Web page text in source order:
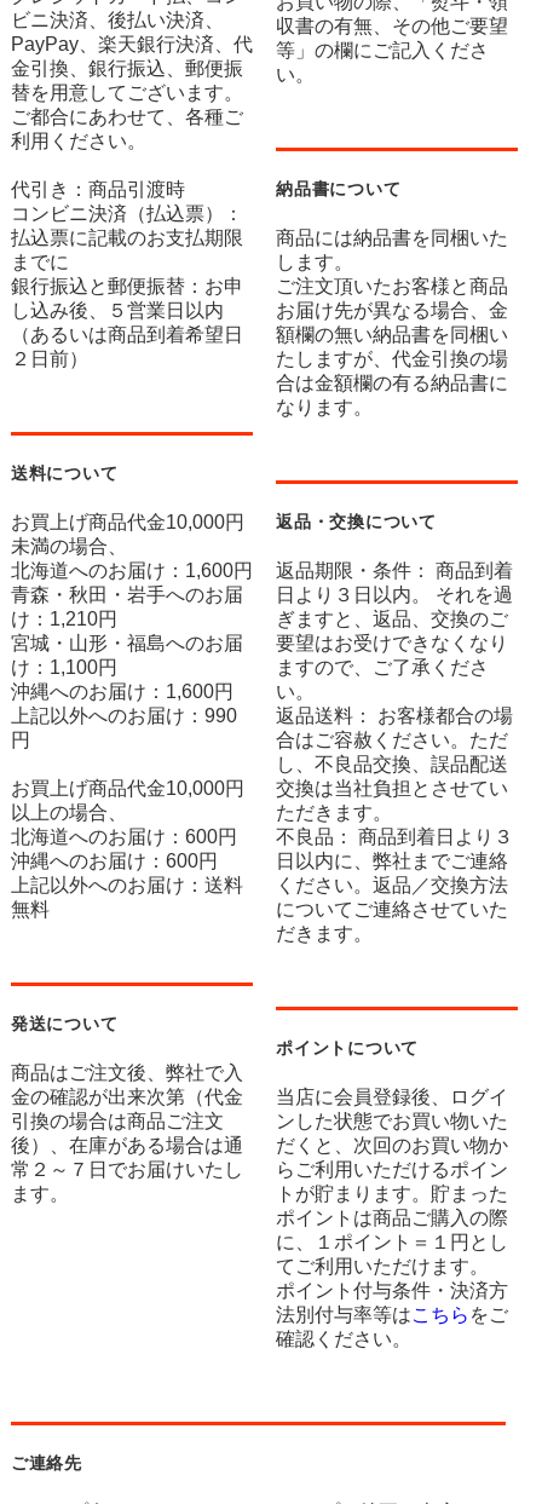
ビニ決済、後払い決済、
PayPay、楽天銀行決済、代
金引換、銀行振込、郵便振
替を用意してございます。
ご都合にあわせて、各種ご
利用ください。
代引き：商品引渡時
コンビニ決済（払込票）：
払込票に記載のお支払期限
までに
銀行振込と郵便振替：お申
し込み後、５営業日以内
（あるいは商品到着希望日
２日前）
送料について
お買上げ商品代金10,000円
未満の場合、
北海道へのお届け：1,600円
青森・秋田・岩手へのお届
け：1,210円
宮城・山形・福島へのお届
け：1,100円
沖縄へのお届け：1,600円
上記以外へのお届け：990
円
お買上げ商品代金10,000円
以上の場合、
北海道へのお届け：600円
沖縄へのお届け：600円
上記以外へのお届け：送料
無料
発送について
商品はご注文後、弊社で入
金の確認が出来次第（代金
引換の場合は商品ご注文
後）、在庫がある場合は通
常２～７日でお届けいたし
ます。
収書の有無、その他ご要望
等」の欄にご記入くださ
い。
納品書について
商品には納品書を同梱いた
します。
ご注文頂いたお客様と商品
お届け先が異なる場合、金
額欄の無い納品書を同梱い
たしますが、代金引換の場
合は金額欄の有る納品書に
なります。
返品・交換について
返品期限・条件： 商品到着
日より３日以内。 それを過
ぎますと、返品、交換のご
要望はお受けできなくなり
ますので、ご了承くださ
い。
返品送料： お客様都合の場
合はご容赦ください。ただ
し、不良品交換、誤品配送
交換は当社負担とさせてい
ただきます。
不良品： 商品到着日より３
日以内に、弊社までご連絡
ください。返品／交換方法
についてご連絡させていた
だきます。
ポイントについて
当店に会員登録後、ログイ
ンした状態でお買い物いた
だくと、次回のお買い物か
らご利用いただけるポイン
トが貯まります。貯まった
ポイントは商品ご購入の際
に、１ポイント＝１円とし
てご利用いただけます。
ポイント付与条件・決済方
法別付与率等はこちら をご
確認ください。
ご連絡先